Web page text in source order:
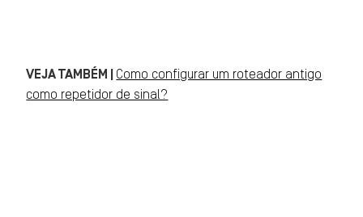
VEJA TAMBÉM | Como configurar um roteador antigo
como repetidor de sinal?